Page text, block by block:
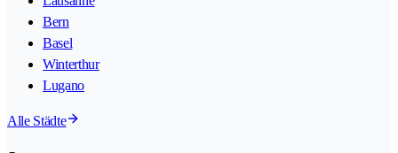
Bern
Basel
Winterthur
Lugano
Alle Städte